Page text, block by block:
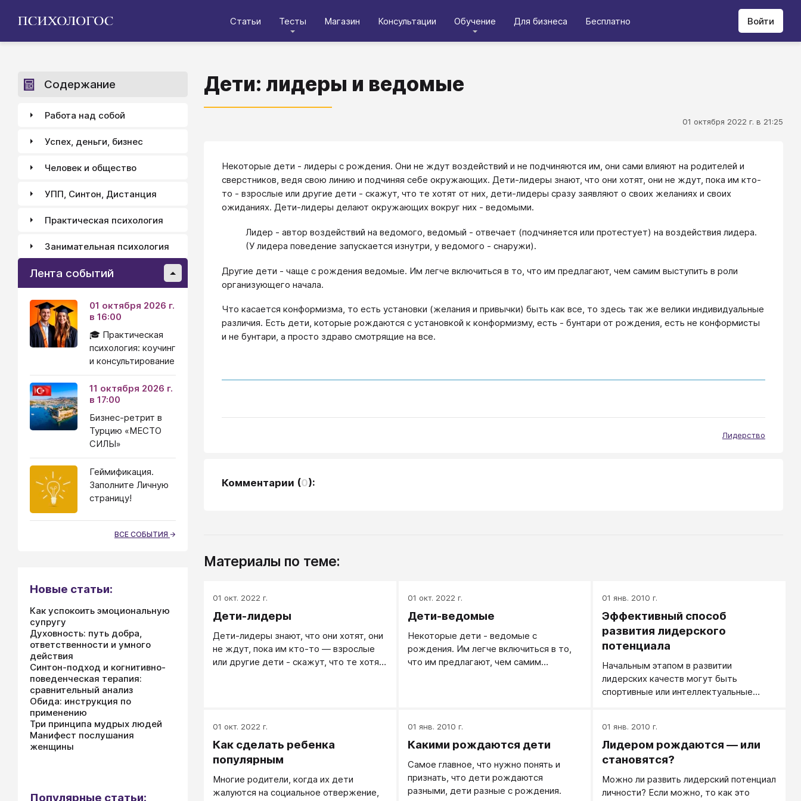
Статьи Тесты Магазин Консультации Обучение Для бизнеса Бесплатно Войти
Дети: лидеры и ведомые
01 октября 2022 г. в 21:25
Некоторые дети - лидеры с рождения. Они не ждут воздействий и не подчиняются им, они сами влияют на родителей и
сверстников, ведя свою линию и подчиняя себе окружающих. Дети-лидеры знают, что они хотят, они не ждут, пока им кто-
то - взрослые или другие дети - скажут, что те хотят от них, дети-лидеры сразу заявляют о своих желаниях и своих
ожиданиях. Дети-лидеры делают окружающих вокруг них - ведомыми.
Лидер - автор воздействий на ведомого, ведомый - отвечает (подчиняется или протестует) на воздействия лидера.
(У лидера поведение запускается изнутри, у ведомого - снаружи).
Другие дети - чаще с рождения ведомые. Им легче включиться в то, что им предлагают, чем самим выступить в роли
организующего начала.
Что касается конформизма, то есть установки (желания и привычки) быть как все, то здесь так же велики индивидуальные
различия. Есть дети, которые рождаются с установкой к конформизму, есть - бунтари от рождения, есть не конформисты
и не бунтари, а просто здраво смотрящие на все.
Лидерство
Комментарии (0):
Материалы по теме:
01 окт. 2022 г.
Дети-лидеры
Дети-лидеры знают, что они хотят, они
не ждут, пока им кто-то — взрослые
или другие дети - скажут, что те хотят
01 окт. 2022 г.
Дети-ведомые
Некоторые дети - ведомые с
рождения. Им легче включиться в то,
что им предлагают, чем самим
01 янв. 2010 г.
Эффективный способ
развития лидерского
потенциала
Начальным этапом в развитии
лидерских качеств могут быть
спортивные или интеллектуальные
проявления ловкости, точности,
скорости движений или точности и
скорости запоминания и (или)
Начинать следует с самых
элементарных игр.
01 окт. 2022 г.
Как сделать ребенка
популярным
Многие родители, когда их дети
жалуются на социальное отвержение,
01 янв. 2010 г.
Какими рождаются дети
Самое главное, что нужно понять и
признать, что дети рождаются
разными, дети разные с рождения.
01 янв. 2010 г.
Лидером рождаются — или
становятся?
Можно ли развить лидерский потенциал
личности? Если можно, то как это
Содержание
Работа над собой
Успех, деньги, бизнес
Человек и общество
УПП, Синтон, Дистанция
Практическая психология
Занимательная психология
Лента событий
01 октября 2026 г.
в 16:00
🎓 Практическая
психология: коучинг
и консультирование
11 октября 2026 г.
в 17:00
Бизнес-ретрит в
Турцию «МЕСТО
СИЛЫ»
Геймификация.
Заполните Личную
страницу!
ВСЕ СОБЫТИЯ
Новые статьи:
Как успокоить эмоциональную
супругу
Духовность: путь добра,
ответственности и умного
действия
Синтон-подход и когнитивно-
поведенческая терапия:
сравнительный анализ
Обида: инструкция по
применению
Три принципа мудрых людей
Манифест послушания
женщины
Популярные статьи: